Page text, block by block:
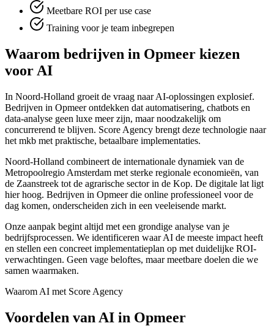
Meetbare ROI per use case
Training voor je team inbegrepen
Waarom bedrijven in Opmeer kiezen
voor AI
In Noord-Holland groeit de vraag naar AI-oplossingen explosief.
Bedrijven in Opmeer ontdekken dat automatisering, chatbots en
data-analyse geen luxe meer zijn, maar noodzakelijk om
concurrerend te blijven. Score Agency brengt deze technologie naar
het mkb met praktische, betaalbare implementaties.
Noord-Holland combineert de internationale dynamiek van de
Metropoolregio Amsterdam met sterke regionale economieën, van
de Zaanstreek tot de agrarische sector in de Kop. De digitale lat ligt
hier hoog. Bedrijven in Opmeer die online professioneel voor de
dag komen, onderscheiden zich in een veeleisende markt.
Onze aanpak begint altijd met een grondige analyse van je
bedrijfsprocessen. We identificeren waar AI de meeste impact heeft
en stellen een concreet implementatieplan op met duidelijke ROI-
verwachtingen. Geen vage beloftes, maar meetbare doelen die we
samen waarmaken.
Waarom AI met Score Agency
Voordelen van AI in Opmeer